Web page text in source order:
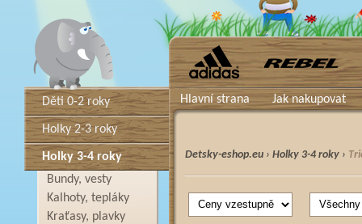
Detsky-eshop.eu › Holky 3-4 roky ›
Děti 0-2 roky
Holky 2-3 roky
Holky 3-4 roky
Bundy, vesty
Kalhoty, tepláky
Kraťasy, plavky
Hlavní strana Jak nakupovat